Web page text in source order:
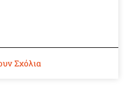
Σχόλια